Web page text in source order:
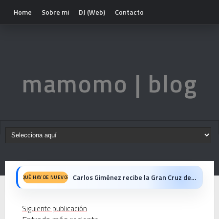
Home Sobre mi DJ (Web) Contacto
mamomo | blog
QUÉ HAY DE NUEVO? Carlos Giménez recibe la Gran Cruz de Alfonso X el Sabio: homenaje al maestro de la historieta española
Siguiente publicación